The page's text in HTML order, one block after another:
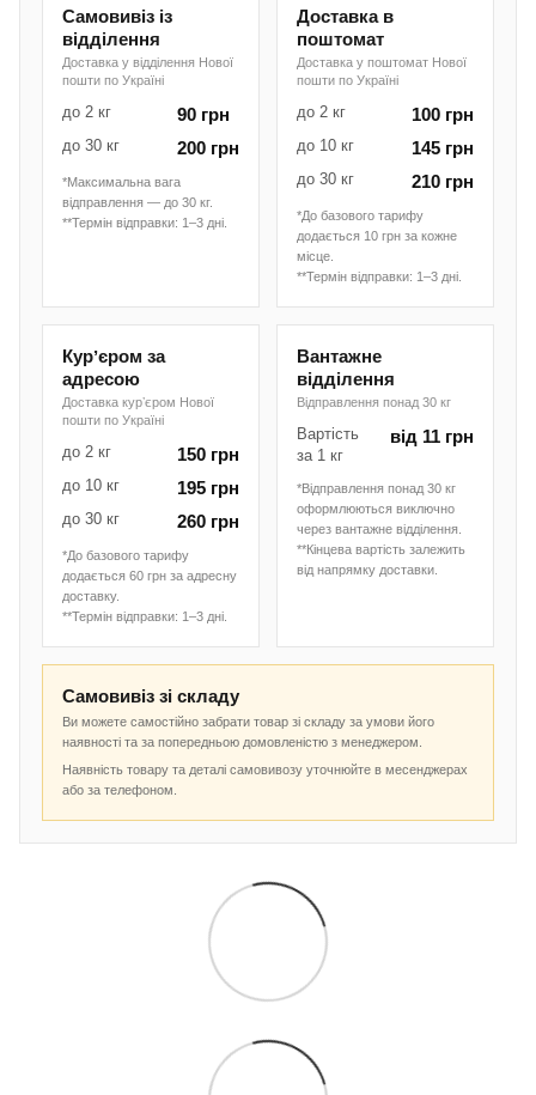
Самовивіз із
відділення
Доставка у відділення Нової
пошти по Україні
до 2 кг 90 грн
до 30 кг 200 грн
*Максимальна вага
відправлення — до 30 кг.
**Термін відправки: 1–3 дні.
Доставка в
поштомат
Доставка у поштомат Нової
пошти по Україні
до 2 кг 100 грн
до 10 кг 145 грн
до 30 кг 210 грн
*До базового тарифу
додається 10 грн за кожне
місце.
**Термін відправки: 1–3 дні.
Курʼєром за
адресою
Доставка курʼєром Нової
пошти по Україні
до 2 кг 150 грн
до 10 кг 195 грн
до 30 кг 260 грн
*До базового тарифу
додається 60 грн за адресну
доставку.
**Термін відправки: 1–3 дні.
Вантажне
відділення
Відправлення понад 30 кг
Вартість
за 1 кг
від 11 грн
*Відправлення понад 30 кг
оформлюються виключно
через вантажне відділення.
**Кінцева вартість залежить
від напрямку доставки.
Самовивіз зі складу
Ви можете самостійно забрати товар зі складу за умови його
наявності та за попередньою домовленістю з менеджером.
Наявність товару та деталі самовивозу уточнюйте в месенджерах
або за телефоном.